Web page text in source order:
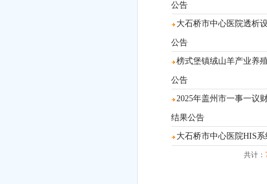
公告
大石桥市中心医院透析
公告
榜式堡镇绒山羊产业养
公告
2025年盖州市一事一议
结果公告
大石桥市中心医院HIS
共计：